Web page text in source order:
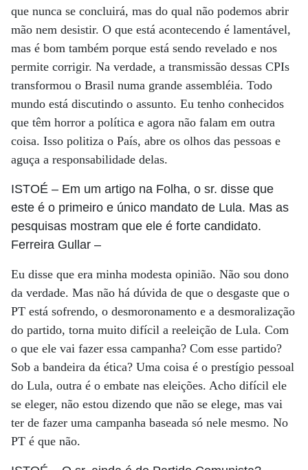
que nunca se concluirá, mas do qual não podemos abrir
mão nem desistir. O que está acontecendo é lamentável,
mas é bom também porque está sendo revelado e nos
permite corrigir. Na verdade, a transmissão dessas CPIs
transformou o Brasil numa grande assembléia. Todo
mundo está discutindo o assunto. Eu tenho conhecidos
que têm horror a política e agora não falam em outra
coisa. Isso politiza o País, abre os olhos das pessoas e
aguça a responsabilidade delas.
ISTOÉ – Em um artigo na Folha, o sr. disse que
este é o primeiro e único mandato de Lula. Mas as
pesquisas mostram que ele é forte candidato.
Ferreira Gullar –
Eu disse que era minha modesta opinião. Não sou dono
da verdade. Mas não há dúvida de que o desgaste que o
PT está sofrendo, o desmoronamento e a desmoralização
do partido, torna muito difícil a reeleição de Lula. Com
o que ele vai fazer essa campanha? Com esse partido?
Sob a bandeira da ética? Uma coisa é o prestígio pessoal
do Lula, outra é o embate nas eleições. Acho difícil ele
se eleger, não estou dizendo que não se elege, mas vai
ter de fazer uma campanha baseada só nele mesmo. No
PT é que não.